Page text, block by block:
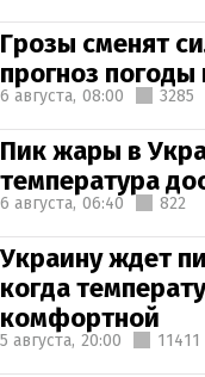
Грозы сменят
прогноз
6 августа, 08:00 3285
Пик жары в
температура
6 августа, 06:40 822
Украину ждет
когда
комфортной
5 августа, 20:00 11411